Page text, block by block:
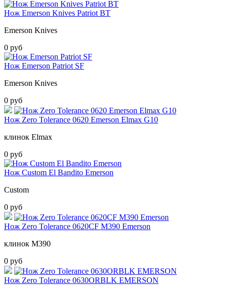
Нож Emerson Knives Patriot BT
Emerson Knives
0 руб
Нож Emerson Patriot SF
Emerson Knives
0 руб
Нож Zero Tolerance 0620 Emerson Elmax G10
клинок Elmax
0 руб
Нож Custom El Bandito Emerson
Custom
0 руб
Нож Zero Tolerance 0620CF M390 Emerson
клинок M390
0 руб
Нож Zero Tolerance 0630ORBLK EMERSON